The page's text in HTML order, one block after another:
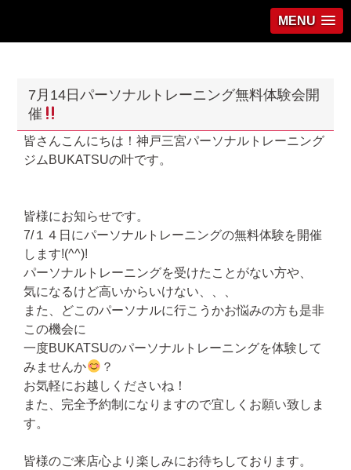
MENU
7月14日パーソナルトレーニング無料体験会開
催
皆さんこんにちは！神戸三宮パーソナルトレーニング
ジムBUKATSUの叶です。
皆様にお知らせです。
7/１４日にパーソナルトレーニングの無料体験を開催
します!(^^)!
パーソナルトレーニングを受けたことがない方や、
気になるけど高いからいけない、、、
また、どこのパーソナルに行こうかお悩みの方も是非
この機会に
一度BUKATSUのパーソナルトレーニングを体験して
みませんか
？
お気軽にお越しくださいね！
また、完全予約制になりますので宜しくお願い致しま
す。
皆様のご来店心より楽しみにお待ちしております。